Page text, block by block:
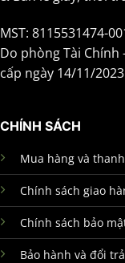
MST: 8115531474-
Do phòng Tài Chính
cấp ngày 14/11/2023
CHÍNH SÁCH
Mua hàng và
Chính sách giao
Chính sách bảo
Bảo hành và đổi trả